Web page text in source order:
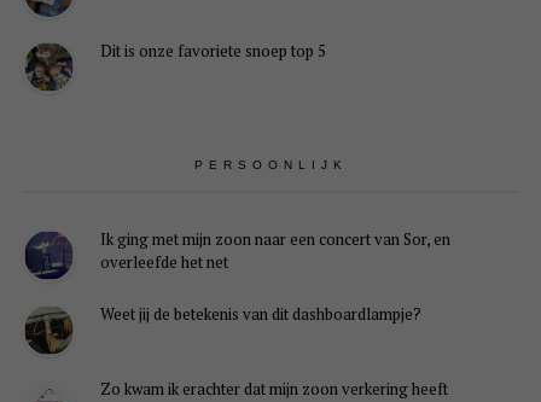
Dit is onze favoriete snoep top 5
PERSOONLIJK
Ik ging met mijn zoon naar een concert van Sor, en
overleefde het net
Weet jij de betekenis van dit dashboardlampje?
Zo kwam ik erachter dat mijn zoon verkering heeft